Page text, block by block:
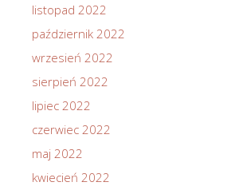
listopad 2022
październik 2022
wrzesień 2022
sierpień 2022
lipiec 2022
czerwiec 2022
maj 2022
kwiecień 2022